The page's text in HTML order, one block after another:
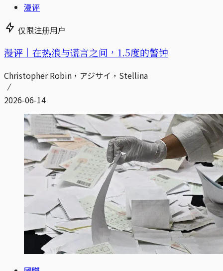
漫评
仅限注册用户
漫评｜在热浪与谎言之间，1.5度的警钟
Christopher Robin，アジサイ，Stellina
2026-06-14